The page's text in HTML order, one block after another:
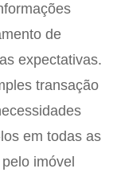
de
expectativas.
transação
em todas as
imóvel